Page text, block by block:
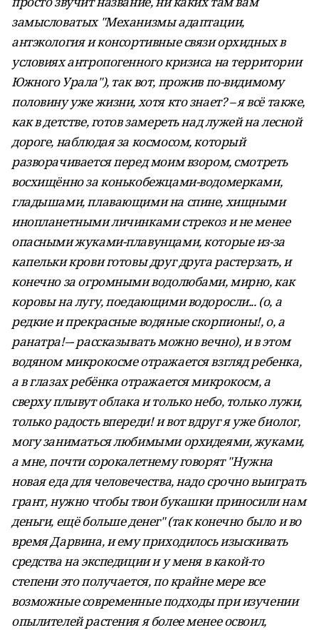
замысловатых "Механизмы адаптации,
антэкология и консортивные связи орхидных в
условиях антропогенного кризиса на территории
Южного Урала"), так вот, прожив по-видимому
половину уже жизни, хотя кто знает? – я всё также,
как в детстве, готов замереть над лужей на лесной
дороге, наблюдая за космосом, который
разворачивается перед моим взором, смотреть
восхищённо за конькобежцами-водомерками,
гладышами, плавающими на спине, хищными
инопланетными личинками стрекоз и не менее
опасными жуками-плавунцами, которые из-за
капельки крови готовы друг друга растерзать, и
конечно за огромными водолюбами, мирно, как
коровы на лугу, поедающими водоросли... (о, а
редкие и прекрасные водяные скорпионы!, о, а
ранатра!–- рассказывать можно вечно), и в этом
водяном микрокосме отражается взгляд ребенка,
а в глазах ребёнка отражается микрокосм, а
сверху плывут облака и только небо, только лужи,
только радость впереди! и вот вдруг я уже биолог,
могу заниматься любимыми орхидеями, жуками,
а мне, почти сорокалетнему говорят "Нужна
новая еда для человечества, надо срочно выиграть
грант, нужно чтобы твои букашки приносили нам
деньги, ещё больше денег" (так конечно было и во
время Дарвина, и ему приходилось изыскивать
средства на экспедиции и у меня в какой-то
степени это получается, по крайне мере все
возможные современные подходы при изучении
опылителей растения я более менее освоил,